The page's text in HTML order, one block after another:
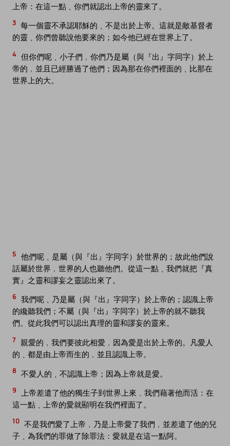
上帝：在這一點﹑你們就認出上帝的靈來了。
3 每一個靈不承認耶穌的﹑不是出於上帝。這就是敵基督者
的靈﹑你們曾聽說他要來的；如今他已經在世界上了。
4 但你們呢﹑小子們﹐你們乃是屬（與『出』字同字）於上
帝的﹐並且已經勝過了他們；因為那在你們裡面的﹑比那在
世界上的大。
5 他們呢﹑是屬（與『出』字同字）於世界的；故此他們說
話屬於世界﹐世界的人也聽他們。從這一點﹑我們就把『真
實』之靈和謬妄之靈認出來了。
6 我們呢﹑乃是屬（與『出』字同字）於上帝的；認識上帝
的纔聽我們；不屬（與『出』字同字）於上帝的就不聽我
們。從此我們可以認出真理的靈和謬妄的靈來。
7 親愛的﹐我們要彼此相愛﹐因為愛是出於上帝的。凡愛人
的﹑都是由上帝而生的﹐並且認識上帝。
8 不愛人的﹑不認識上帝；因為上帝就是愛。
9 上帝差遣了他的獨生子到世界上來﹐我們藉著他而活：在
這一點﹑上帝的愛就顯明在我們裡面了。
10 不是我們愛了上帝﹐乃是上帝愛了我們﹐並差遣了他的兒
子﹑為我們的罪做了除罪法：愛就是在這一點阿。